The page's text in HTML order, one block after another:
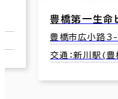
東田本線) 4分